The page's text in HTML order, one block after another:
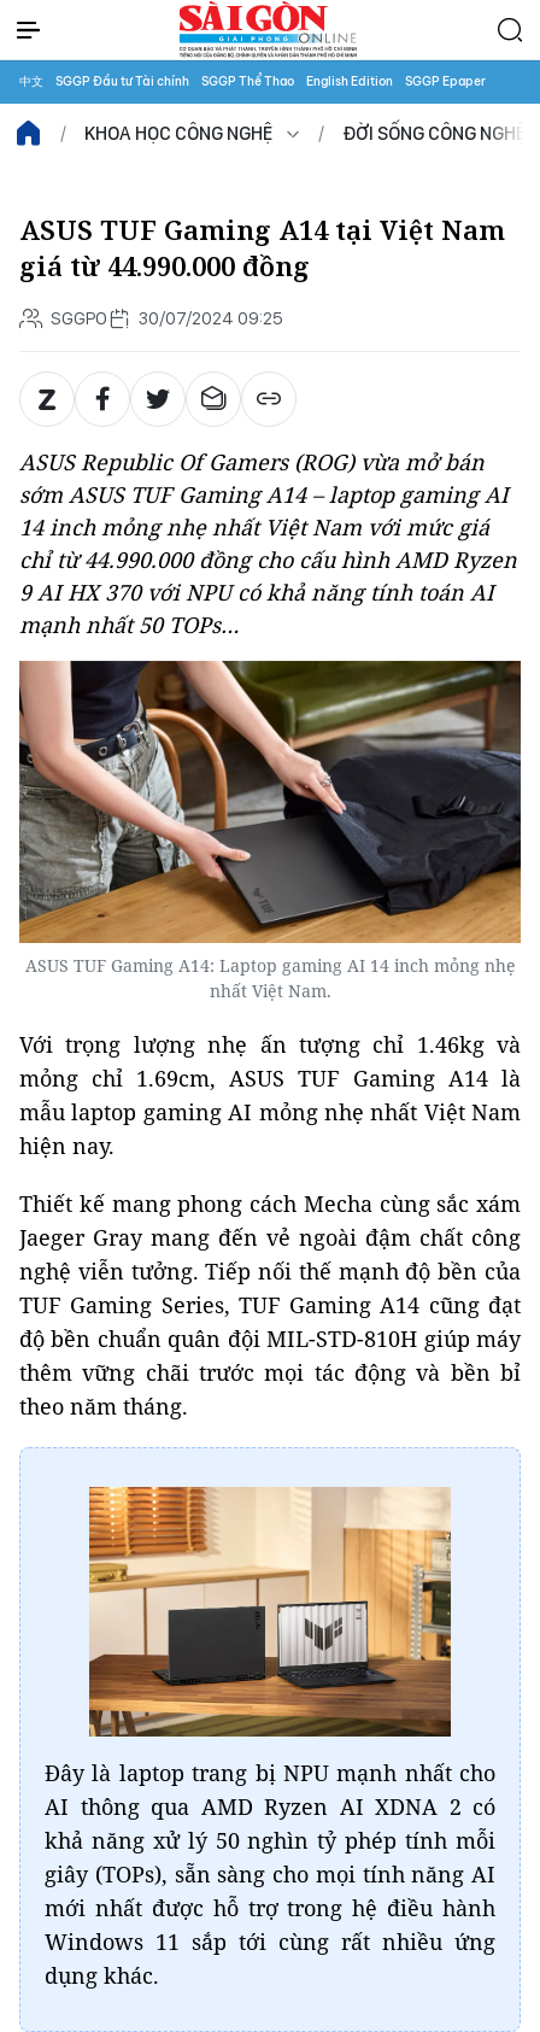
中文 SGGP Đầu tư Tài chính SGGP Thể Thao English Edition SGGP Epaper
KHOA HỌC CÔNG NGHỆ ĐỜI SỐNG CÔNG NGHỆ
ASUS TUF Gaming A14 tại Việt Nam
giá từ 44.990.000 đồng
SGGPO 30/07/2024 09:25
ASUS Republic Of Gamers (ROG) vừa mở bán
sớm ASUS TUF Gaming A14 – laptop gaming AI
14 inch mỏng nhẹ nhất Việt Nam với mức giá
chỉ từ 44.990.000 đồng cho cấu hình AMD Ryzen
9 AI HX 370 với NPU có khả năng tính toán AI
mạnh nhất 50 TOPs…
ASUS TUF Gaming A14: Laptop gaming AI 14 inch mỏng nhẹ
nhất Việt Nam.
Với trọng lượng nhẹ ấn tượng chỉ 1.46kg và
mỏng chỉ 1.69cm, ASUS TUF Gaming A14 là
mẫu laptop gaming AI mỏng nhẹ nhất Việt Nam
hiện nay.
Thiết kế mang phong cách Mecha cùng sắc xám
Jaeger Gray mang đến vẻ ngoài đậm chất công
nghệ viễn tưởng. Tiếp nối thế mạnh độ bền của
TUF Gaming Series, TUF Gaming A14 cũng đạt
độ bền chuẩn quân đội MIL-STD-810H giúp máy
thêm vững chãi trước mọi tác động và bền bỉ
theo năm tháng.
Đây là laptop trang bị NPU mạnh nhất cho
AI thông qua AMD Ryzen AI XDNA 2 có
khả năng xử lý 50 nghìn tỷ phép tính mỗi
giây (TOPs), sẵn sàng cho mọi tính năng AI
mới nhất được hỗ trợ trong hệ điều hành
Windows 11 sắp tới cùng rất nhiều ứng
dụng khác.